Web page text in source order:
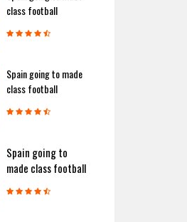
class football
Spain going to made
class football
Spain going to
made class football